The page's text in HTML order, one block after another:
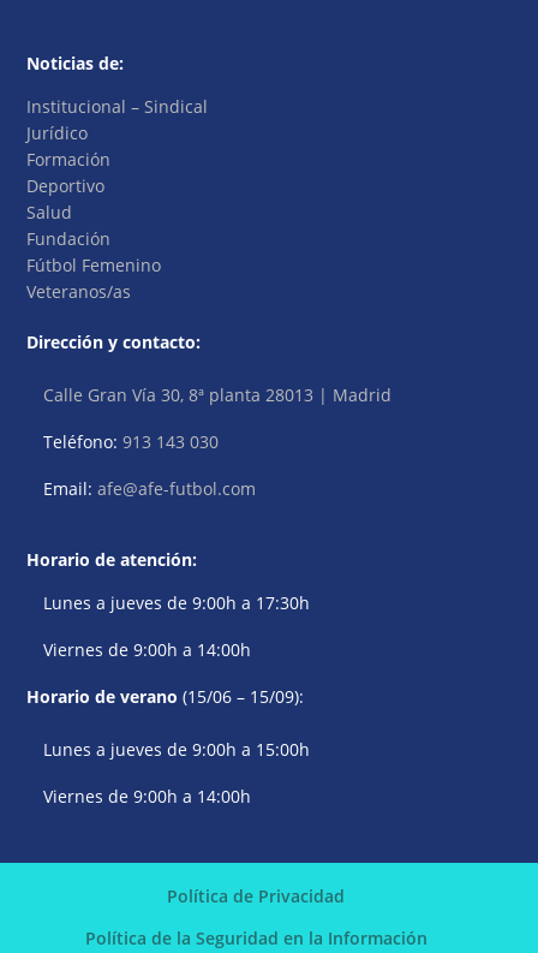
Noticias de:
Institucional – Sindical
Jurídico
Formación
Deportivo
Salud
Fundación
Fútbol Femenino
Veteranos/as
Dirección y contacto:
Calle Gran Vía 30, 8ª planta 28013 | Madrid
Teléfono:913 143 030
Email:afe@afe-futbol.com
Horario de atención:
Lunes a jueves de 9:00h a 17:30h
Viernes de 9:00h a 14:00h
Horario de verano (15/06 – 15/09):
Lunes a jueves de 9:00h a 15:00h
Viernes de 9:00h a 14:00h
Política de Privacidad
Política de la Seguridad en la Información